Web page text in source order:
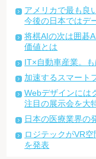
アメリカで最も良
今後の日本ではデ
将棋AIの次は囲碁
価値とは
IT×自動車産業。
加速するスマート
Webデザインには
注目の展示会を大
日本の医療業界の
ロジテックがVR
を発表